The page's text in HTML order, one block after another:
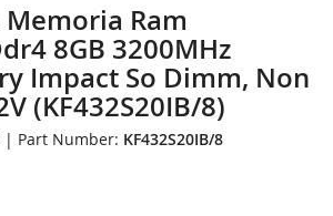
Memoria Ram
8GB 3200MHz
Impact So Dimm, Non
(KF432S20IB/8)
| Part Number: KF432S20IB/8